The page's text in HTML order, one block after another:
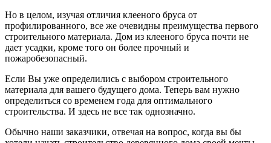
Но в целом, изучая отличия клееного бруса от
профилированного, все же очевидны преимущества первого
строительного материала. Дом из клееного бруса почти не
дает усадки, кроме того он более прочный и
пожаробезопасный.
Если Вы уже определились с выбором строительного
материала для вашего будущего дома. Теперь вам нужно
определиться со временем года для оптимального
строительства. И здесь не все так однозначно.
Обычно наши заказчики, отвечая на вопрос, когда вы бы